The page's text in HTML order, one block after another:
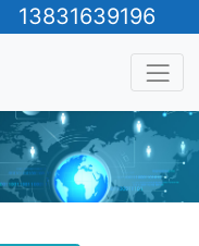
13831639196